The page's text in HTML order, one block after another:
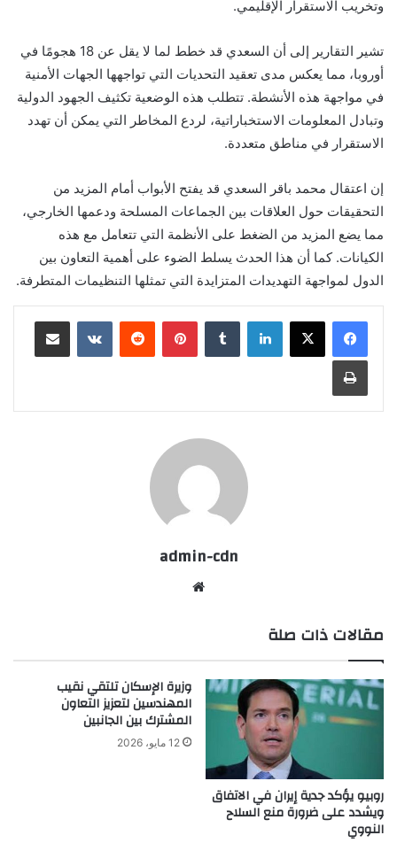
وتخريب الاستقرار الإقليمي.
تشير التقارير إلى أن السعدي قد خطط لما لا يقل عن 18 هجومًا في
أوروبا، مما يعكس مدى تعقيد التحديات التي تواجهها الجهات الأمنية
في مواجهة هذه الأنشطة. تتطلب هذه الوضعية تكثيف الجهود الدولية
وتبادل المعلومات الاستخباراتية، لردع المخاطر التي يمكن أن تهدد
الاستقرار في مناطق متعددة.
إن اعتقال محمد باقر السعدي قد يفتح الأبواب أمام المزيد من
التحقيقات حول العلاقات بين الجماعات المسلحة ودعمها الخارجي،
مما يضع المزيد من الضغط على الأنظمة التي تتعامل مع هذه
الكيانات. كما أن هذا الحدث يسلط الضوء على أهمية التعاون بين
الدول لمواجهة التهديدات المتزايدة التي تمثلها التنظيمات المتطرفة.
لينكدإن بينتيريست مشاركة عبر البريد
طباعة
admin-cdn
مقالات ذات صلة
روبيو يؤكد جدية إيران في الاتفاق
ويشدد على ضرورة منع السلاح
النووي
وزيرة الإسكان تلتقي نقيب
المهندسين لتعزيز التعاون
المشترك بين الجانبين
12 مايو، 2026